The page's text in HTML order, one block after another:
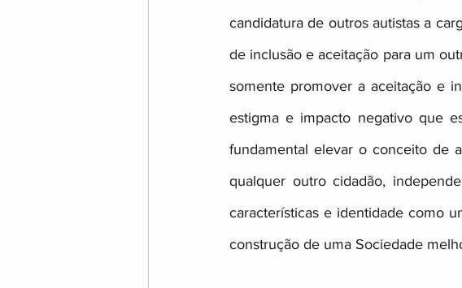
candidatura de outros autistas a
de inclusão e aceitação para um
somente promover a aceitação e
estigma e impacto negativo que
fundamental elevar o conceito de
qualquer outro cidadão,
características e identidade como
construção de uma Sociedade